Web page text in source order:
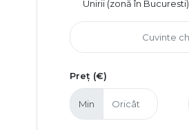
Unirii (zonă în Bucuresti)
Preț (€)
Min